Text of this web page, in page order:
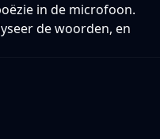
in de microfoon.
de woorden, en